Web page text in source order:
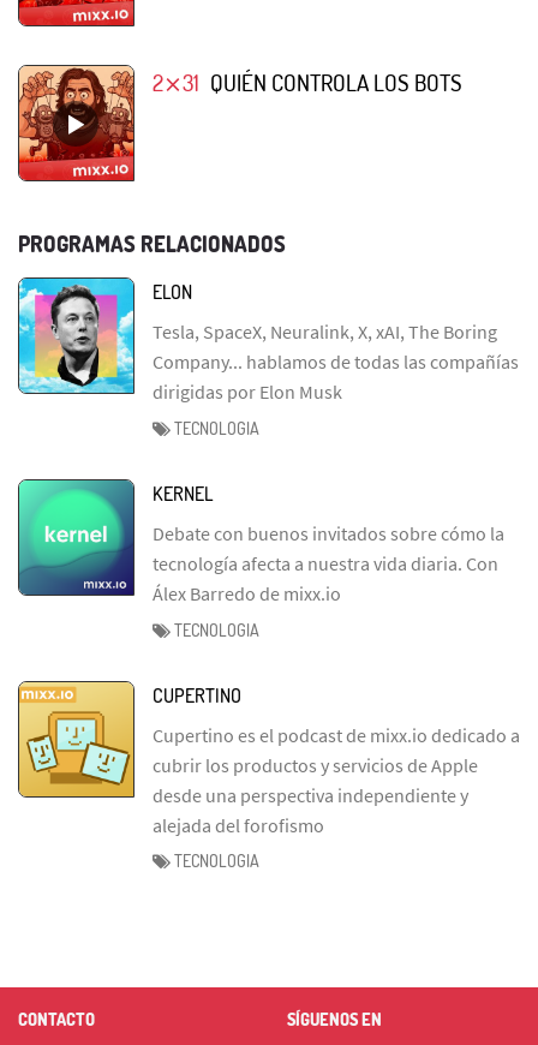
2⨯31 QUIÉN CONTROLA LOS BOTS
PROGRAMAS RELACIONADOS
ELON
Tesla, SpaceX, Neuralink, X, xAI, The Boring
Company... hablamos de todas las compañías
dirigidas por Elon Musk
TECNOLOGIA
KERNEL
Debate con buenos invitados sobre cómo la
tecnología afecta a nuestra vida diaria. Con
Álex Barredo de mixx.io
TECNOLOGIA
CUPERTINO
Cupertino es el podcast de mixx.io dedicado a
cubrir los productos y servicios de Apple
desde una perspectiva independiente y
alejada del forofismo
TECNOLOGIA
CONTACTO SÍGUENOS EN